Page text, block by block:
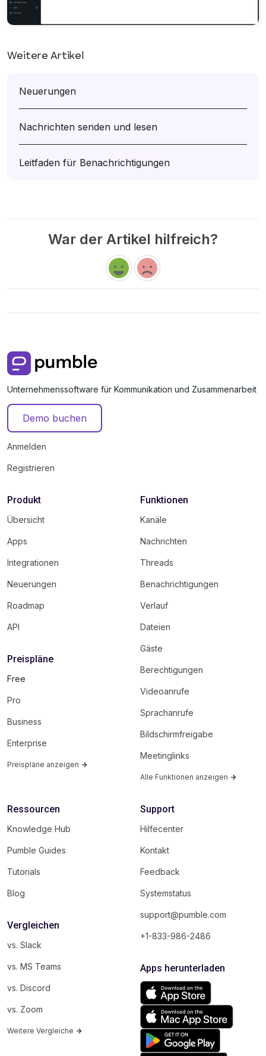
Weitere Artikel
Neuerungen
Nachrichten senden und lesen
Leitfaden für Benachrichtigungen
War der Artikel hilfreich?
Unternehmenssoftware für Kommunikation und Zusammenarbeit
Demo buchen
Anmelden
Registrieren
Produkt
Übersicht
Apps
Integrationen
Neuerungen
Roadmap
API
Preispläne
Free
Pro
Business
Enterprise
Preispläne anzeigen
Funktionen
Kanäle
Nachrichten
Threads
Benachrichtigungen
Verlauf
Dateien
Gäste
Berechtigungen
Videoanrufe
Sprachanrufe
Bildschirmfreigabe
Meetinglinks
Alle Funktionen anzeigen
Ressourcen
Knowledge Hub
Pumble Guides
Tutorials
Blog
Vergleichen
vs. Slack
vs. MS Teams
vs. Discord
vs. Zoom
Weitere Vergleiche
Support
Hilfecenter
Kontakt
Feedback
Systemstatus
support@pumble.com
+1-833-986-2486
Apps herunterladen